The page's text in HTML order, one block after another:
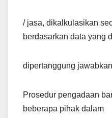
/ jasa, dikalkulasikan
berdasarkan data yang
dipertanggung
Prosedur pengadaan
beberapa pihak dalam